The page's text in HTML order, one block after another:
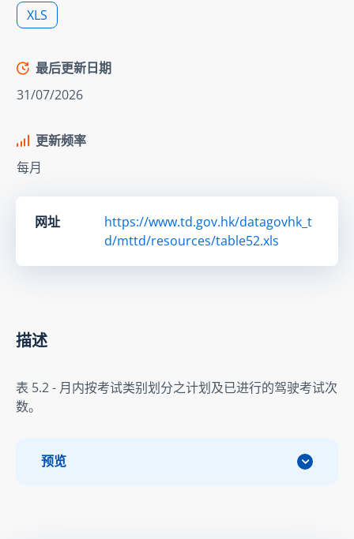
XLS
最后更新日期
31/07/2026
更新频率
每月
网址
https://www.td.gov.hk/datagovhk_t
d/mttd/resources/table52.xls
描述
表 5.2 - 月内按考试类别划分之计划及已进行的驾驶考试次
数。
预览